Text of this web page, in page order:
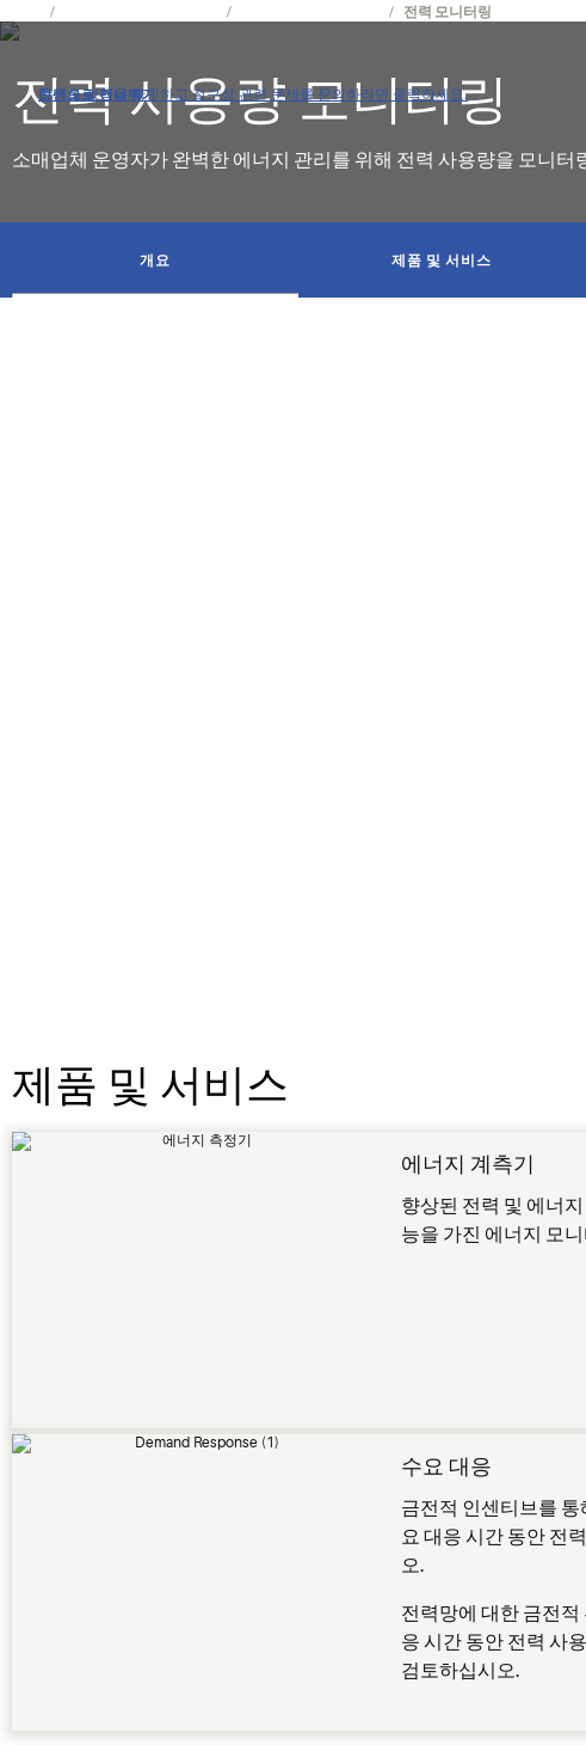
접근성 정책을 확인하고 접근성 관련 문제를 문의하려면 클릭하세요.
탐색으로 건너뛰기
콘텐츠로 건너뛰기
검색으로 건너뛰기
전력 모니터링
전력 사용량 모니터링
소매업체 운영자가 완벽한 에너지 관리를 위해 전력 사용량을 모니
개요 제품 및 서비스
제품 및 서비스
에너지 계측기
향상된 전력 및 에너
능을 가진 에너지 모
수요 대응
금전적 인센티브를
요 대응 시간 동안 전
오.
전력망에 대한 금전적
응 시간 동안 전력 사
검토하십시오.